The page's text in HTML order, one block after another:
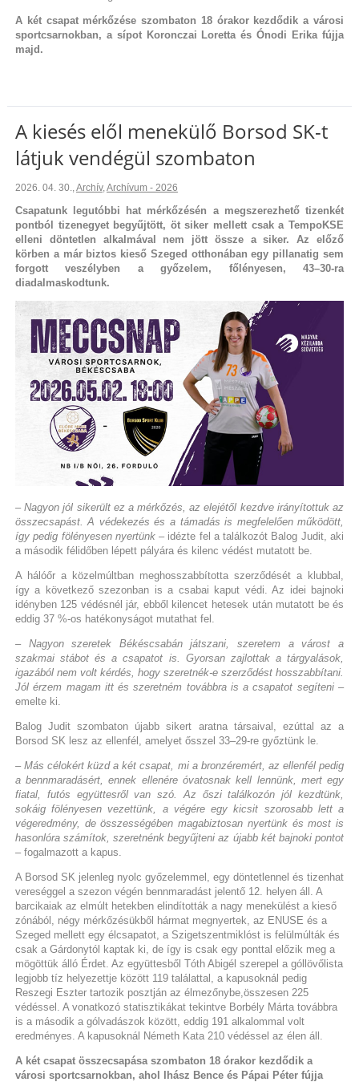
A két csapat mérkőzése szombaton 18 órakor kezdődik a városi
sportcsarnokban, a sípot Koronczai Loretta és Ónodi Erika fújja
majd.
A kiesés elől menekülő Borsod SK-t
látjuk vendégül szombaton
2026. 04. 30.,Archív,Archívum - 2026
Csapatunk legutóbbi hat mérkőzésén a megszerezhető tizenkét
pontból tizenegyet begyűjtött, öt siker mellett csak a TempoKSE
elleni döntetlen alkalmával nem jött össze a siker. Az előző
körben a már biztos kieső Szeged otthonában egy pillanatig sem
forgott veszélyben a győzelem, főlényesen, 43–30-ra
diadalmaskodtunk.
– Nagyon jól sikerült ez a mérkőzés, az elejétől kezdve irányítottuk az
összecsapást. A védekezés és a támadás is megfelelően működött,
így pedig fölényesen nyertünk– idézte fel a találkozót Balog Judit, aki
a második félidőben lépett pályára és kilenc védést mutatott be.
A hálóőr a közelmúltban meghosszabbította szerződését a klubbal,
így a következő szezonban is a csabai kaput védi. Az idei bajnoki
idényben 125 védésnél jár, ebből kilencet hetesek után mutatott be és
eddig 37 %-os hatékonyságot mutathat fel.
– Nagyon szeretek Békéscsabán játszani, szeretem a várost a
szakmai stábot és a csapatot is. Gyorsan zajlottak a tárgyalások,
igazából nem volt kérdés, hogy szeretnék-e szerződést hosszabbítani.
Jól érzem magam itt és szeretném továbbra is a csapatot segíteni–
emelte ki.
Balog Judit szombaton újabb sikert aratna társaival, ezúttal az a
Borsod SK lesz az ellenfél, amelyet ősszel 33–29-re győztünk le.
– Más célokért küzd a két csapat, mi a bronzéremért, az ellenfél pedig
a bennmaradásért, ennek ellenére óvatosnak kell lennünk, mert egy
fiatal, futós együttesről van szó. Az őszi találkozón jól kezdtünk,
sokáig fölényesen vezettünk, a végére egy kicsit szorosabb lett a
végeredmény, de összességében magabiztosan nyertünk és most is
hasonlóra számítok, szeretnénk begyűjteni az újabb két bajnoki pontot
– fogalmazott a kapus.
A Borsod SK jelenleg nyolc győzelemmel, egy döntetlennel és tizenhat
vereséggel a szezon végén bennmaradást jelentő 12. helyen áll. A
barcikaiak az elmúlt hetekben elindították a nagy menekülést a kieső
zónából, négy mérkőzésükből hármat megnyertek, az ENUSE és a
Szeged mellett egy élcsapatot, a Szigetszentmiklóst is felülmúlták és
csak a Gárdonytól kaptak ki, de így is csak egy ponttal előzik meg a
mögöttük álló Érdet. Az együttesből Tóth Abigél szerepel a góllövőlista
legjobb tíz helyezettje között 119 találattal, a kapusoknál pedig
Reszegi Eszter tartozik posztján az élmezőnybe,összesen 225
védéssel. A vonatkozó statisztikákat tekintve Borbély Márta továbbra
is a második a gólvadászok között, eddig 191 alkalommal volt
eredményes. A kapusoknál Németh Kata 210 védéssel az élen áll.
A két csapat összecsapása szombaton 18 órakor kezdődik a
városi sportcsarnokban, ahol Ihász Bence és Pápai Péter fújja